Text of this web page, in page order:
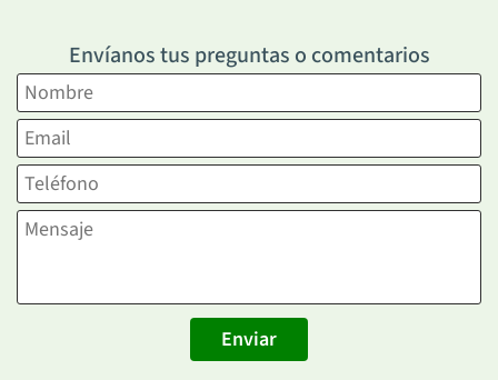
Envíanos tus preguntas o comentarios
Enviar